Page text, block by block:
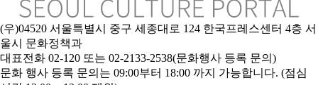
(우)04520 서울특별시 중구 세종대로 124 한국프레스센터 4층 서
울시 문화정책과
대표전화 02-120 또는 02-2133-2538(문화행사 등록 문의)
문화 행사 등록 문의는 09:00부터 18:00 까지 가능합니다. (점심